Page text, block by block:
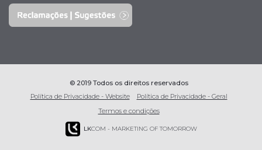
© 2019 Todos os direitos reservados
Política de Privacidade - Website
Política de Privacidade - Geral
Termos e condições
LKCOM - MARKETING OF TOMORROW